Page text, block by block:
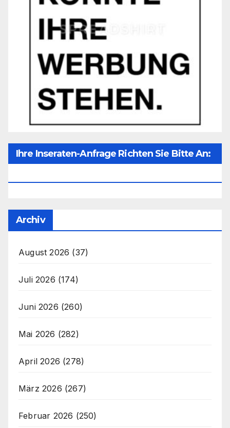
Ihre Inseraten-Anfrage Richten Sie Bitte An:
Archiv
August 2026 (37)
Juli 2026 (174)
Juni 2026 (260)
Mai 2026 (282)
April 2026 (278)
März 2026 (267)
Februar 2026 (250)